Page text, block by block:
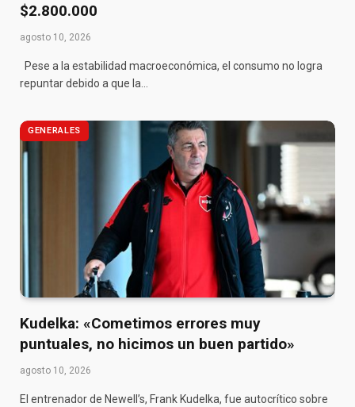
$2.800.000
agosto 10, 2026
Pese a la estabilidad macroeconómica, el consumo no logra
repuntar debido a que la…
GENERALES
Kudelka: «Cometimos errores muy
puntuales, no hicimos un buen partido»
agosto 10, 2026
El entrenador de Newell’s, Frank Kudelka, fue autocrítico sobre